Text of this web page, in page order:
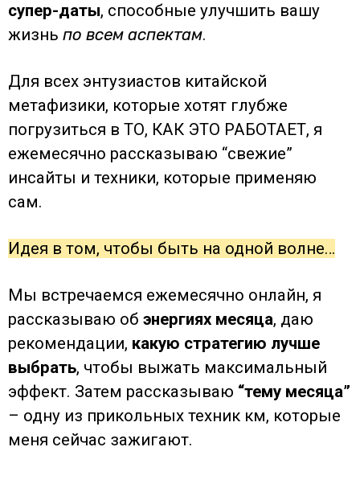
супер-даты, способные улучшить вашу
жизнь по всем аспектам.
Для всех энтузиастов китайской
метафизики, которые хотят глубже
погрузиться в ТО, КАК ЭТО РАБОТАЕТ, я
ежемесячно рассказываю “свежие”
инсайты и техники, которые применяю
сам.
Идея в том, чтобы быть на одной волне…
Мы встречаемся ежемесячно онлайн, я
рассказываю об энергиях месяца, даю
рекомендации, какую стратегию лучше
выбрать, чтобы выжать максимальный
эффект. Затем рассказываю “тему месяца”
– одну из прикольных техник км, которые
меня сейчас зажигают.